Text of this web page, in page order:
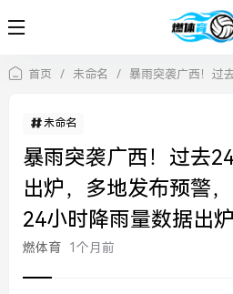
首页 / 未命名 / 暴雨突袭广西！过去24小时降雨量数据出炉，
未命名
暴雨突袭广西！过去
出炉，多地发布预警
24小时降雨量数据出
燃体育 1个月前